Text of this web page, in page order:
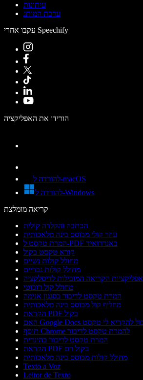
עיתונות
ערכת המותג
עקבו אחרי Speechify
הורידו את האפליקציה
להורדה ל-macOS
להורדה ל-Windows
קריאה מומלצת
הכתבה והקלדה קולית
עוזר קולי מבוסס בינה מלאכותית
המרת טקסט ל-PDF באנדרואיד
קורא טקסט בקול
מחולל קולות נשיים
מחולל קולות גבריים
אפליקציות הקריאה המובילות לדיסלקציה
מחולל קול רובוטי
המרת טקסט לדיבור בסגנון אנימה
מחליף קול מבוסס בינה מלאכותית
הקראת PDF בקול
תוסף Chrome להמרת טקסט לדיבור
המרת טקסט לדיבור בהינדית
הקראת PDF בקול רם
מחולל קולות מבוסס בינה מלאכותית
Texto a Voz
Leitor de Texto